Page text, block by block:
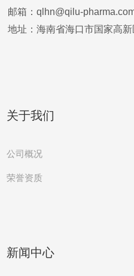
关于我们
公司概况
荣誉资质
新闻中心
邮箱：qlhn@qilu-
地址：海南省海口市国家高